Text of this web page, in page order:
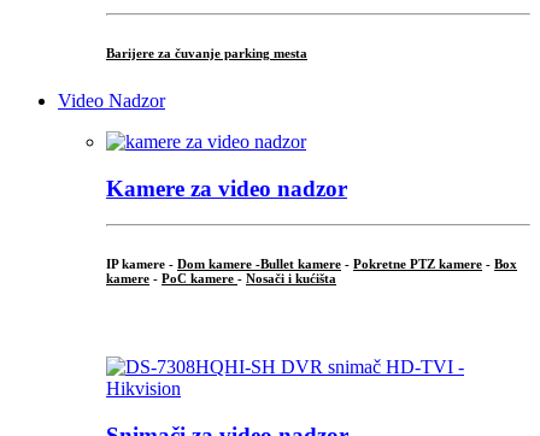
Barijere za čuvanje parking mesta
Video Nadzor
Kamere za video nadzor
IP kamere - Dom kamere -Bullet kamere - Pokretne PTZ kamere - Box
kamere - PoC kamere - Nosači i kućišta